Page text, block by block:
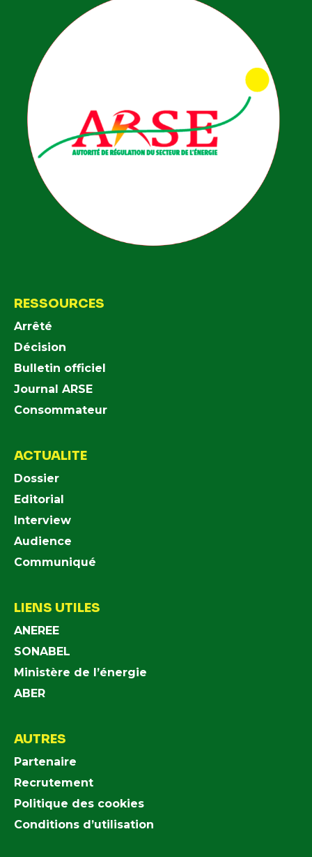
RESSOURCES
Arrêté
Décision
Bulletin officiel
Journal ARSE
Consommateur
ACTUALITE
Dossier
Editorial
Interview
Audience
Communiqué
LIENS UTILES
ANEREE
SONABEL
Ministère de l’énergie
ABER
AUTRES
Partenaire
Recrutement
Politique des cookies
Conditions d’utilisation